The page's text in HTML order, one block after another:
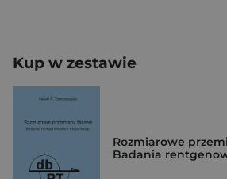
Kup w zestawie
Rozmiarowe
Badania